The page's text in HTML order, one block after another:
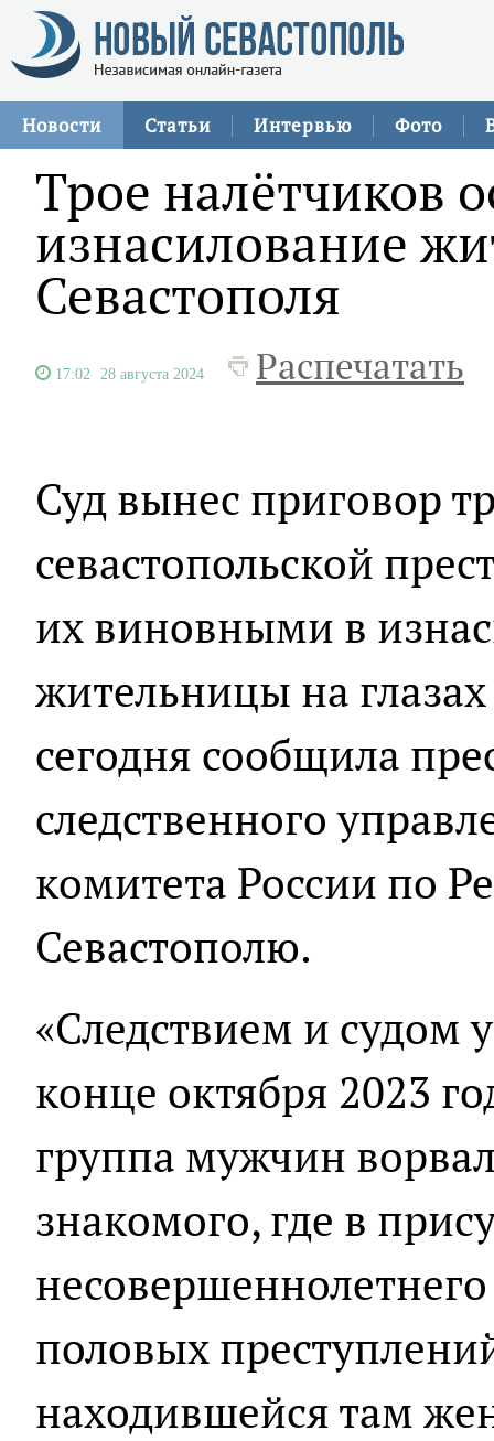
Новости Статьи Интервью Фото
Трое налётчиков
изнасилование
Севастополя
17:02 28 августа 2024 Распечатать
Суд вынес приговор
севастопольской
их виновными в
жительницы на
сегодня сообщила
следственного
комитета России по
Севастополю.
«Следствием и судом
конце октября 2023
группа мужчин
знакомого, где в
половых
находившейся там